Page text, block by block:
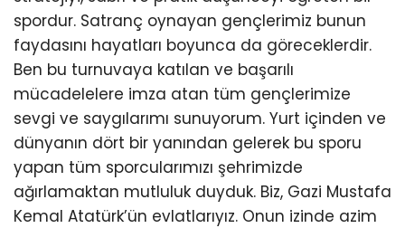
spordur. Satranç oynayan gençlerimiz bunun
faydasını hayatları boyunca da göreceklerdir.
Ben bu turnuvaya katılan ve başarılı
mücadelelere imza atan tüm gençlerimize
sevgi ve saygılarımı sunuyorum. Yurt içinden ve
dünyanın dört bir yanından gelerek bu sporu
yapan tüm sporcularımızı şehrimizde
ağırlamaktan mutluluk duyduk. Biz, Gazi Mustafa
Kemal Atatürk’ün evlatlarıyız. Onun izinde azim